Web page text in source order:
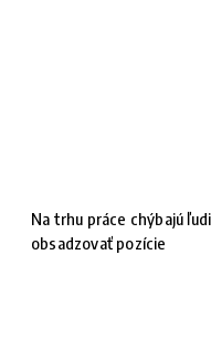
Na trhu práce chýbajú
obsadzovať pozície